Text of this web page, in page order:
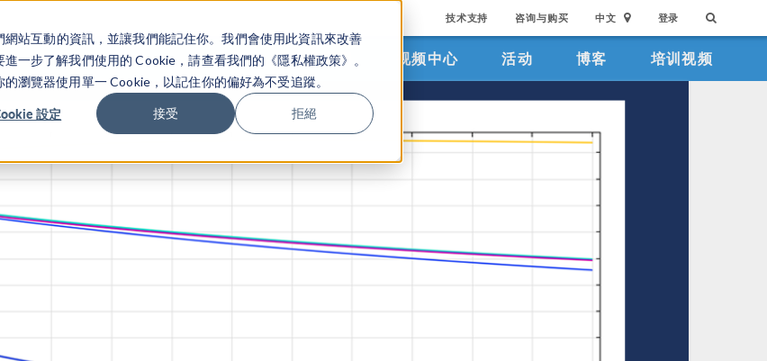
站互動的資訊，並讓我們能記住你。我們會使用此資訊來改善
一步了解我們使用的 Cookie，請查看我們的《隱私權政策》。
瀏覽器使用單一 Cookie，以記住你的偏好為不受追蹤。
設定 接受 拒絕
技术支持 咨询与购买 中文 登录
产品 行业应用 视频中心 活动 博客 培训视频